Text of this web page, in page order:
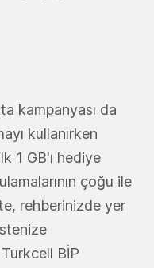
kampanyası da
kullanırken
1 GB'ı hediye
çoğu ile
rehberinizde yer
BİP